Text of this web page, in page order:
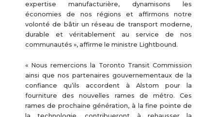
expertise manufacturière, dynamisons les
économies de nos régions et affirmons notre
volonté de bâtir un réseau de transport moderne,
durable et véritablement au service de nos
communautés », affirme le ministre Lightbound.
« Nous remercions la Toronto Transit Commission
ainsi que nos partenaires gouvernementaux de la
confiance qu’ils accordent à Alstom pour la
fourniture des nouvelles rames de métro. Ces
rames de prochaine génération, à la fine pointe de